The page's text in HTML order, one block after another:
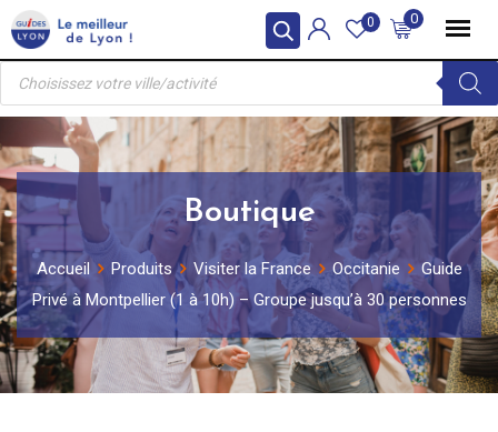
Skip
to
content
0
0
Recherche
produits
Boutique
Accueil Produits Visiter la France Occitanie
Guide
Privé à Montpellier (1 à 10h) – Groupe jusqu’à 30 personnes